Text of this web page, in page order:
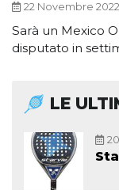
22 Novembre
Sarà un Mexico
disputato in
LE